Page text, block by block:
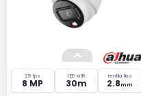
25 fps
8 MP
LED si IR
30m
lentila fixa
2.8mm